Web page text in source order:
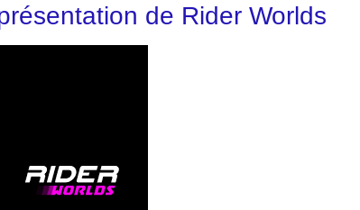
de Rider Worlds